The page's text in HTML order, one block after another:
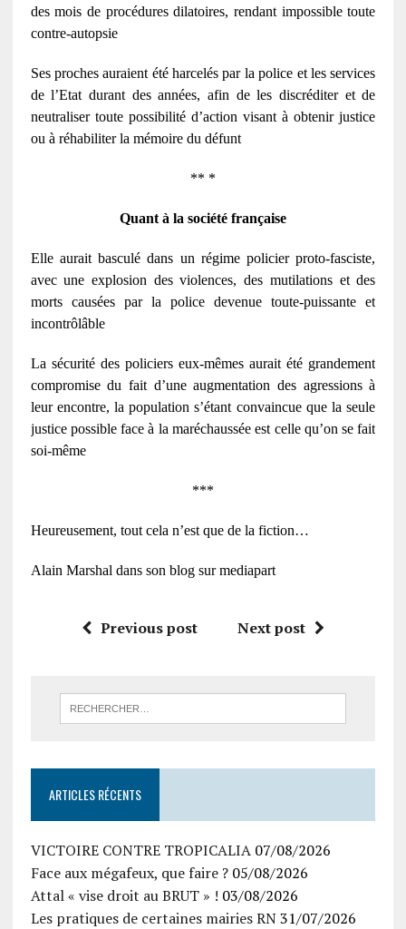
des mois de procédures dilatoires, rendant impossible toute
contre-autopsie
Ses proches auraient été harcelés par la police et les services
de l’Etat durant des années, afin de les discréditer et de
neutraliser toute possibilité d’action visant à obtenir justice
ou à réhabiliter la mémoire du défunt
** *
Quant à la société française
Elle aurait basculé dans un régime policier proto-fasciste,
avec une explosion des violences, des mutilations et des
morts causées par la police devenue toute-puissante et
incontrôlâble
La sécurité des policiers eux-mêmes aurait été grandement
compromise du fait d’une augmentation des agressions à
leur encontre, la population s’étant convaincue que la seule
justice possible face à la maréchaussée est celle qu’on se fait
soi-même
***
Heureusement, tout cela n’est que de la fiction…
Alain Marshal dans son blog sur mediapart
Previous post Next post
ARTICLES RÉCENTS
VICTOIRE CONTRE TROPICALIA 07/08/2026
Face aux mégafeux, que faire ? 05/08/2026
Attal « vise droit au BRUT » ! 03/08/2026
Les pratiques de certaines mairies RN 31/07/2026